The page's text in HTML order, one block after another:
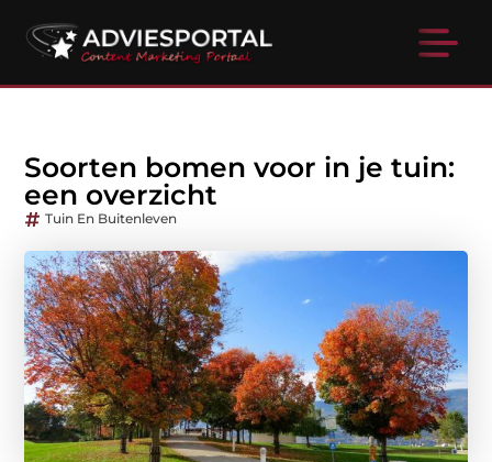
Soorten bomen voor in je tuin:
een overzicht
Tuin En Buitenleven